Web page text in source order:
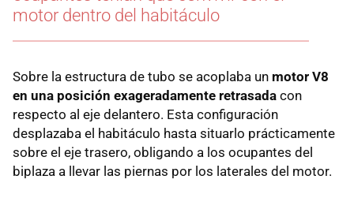
motor dentro del habitáculo
Sobre la estructura de tubo se acoplaba un motor V8
en una posición exageradamente retrasada con
respecto al eje delantero. Esta configuración
desplazaba el habitáculo hasta situarlo prácticamente
sobre el eje trasero, obligando a los ocupantes del
biplaza a llevar las piernas por los laterales del motor.